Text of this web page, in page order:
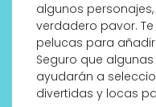
algunos
verdadero pavor.
pelucas para
Seguro que
ayudarán a
divertidas y locas